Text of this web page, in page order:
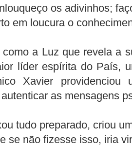
os adivinhos;
em loucura o
a Luz que revela a
líder espírita do País,
Xavier providenciou
as mensagens
tudo preparado, criou
se não fizesse isso, iria